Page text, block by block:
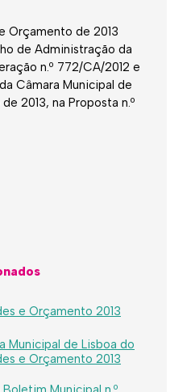
Orçamento de 2013
de Administração da
n.º 772/CA/2012 e
Câmara Municipal de
2013, na Proposta n.º
e Orçamento 2013
Municipal de Lisboa do
e Orçamento 2013